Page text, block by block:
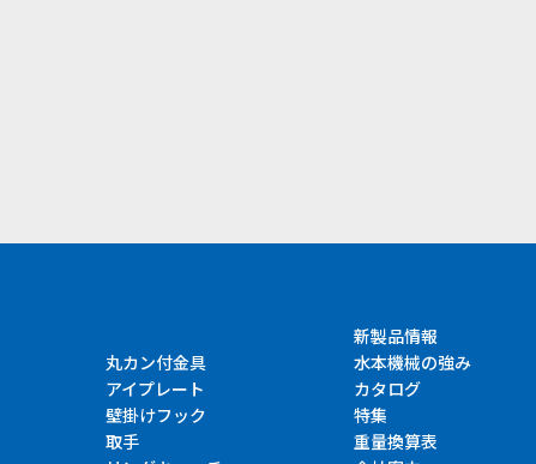
丸カン付金具
アイプレート
壁掛けフック
取手
新製品情報
水本機械の強み
カタログ
特集
重量換算表